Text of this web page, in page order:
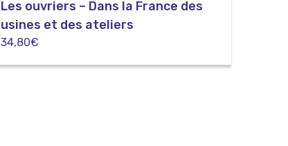
Les ouvriers – Dans la France des
usines et des ateliers
34,80€